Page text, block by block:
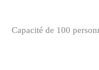
Capacité de 100